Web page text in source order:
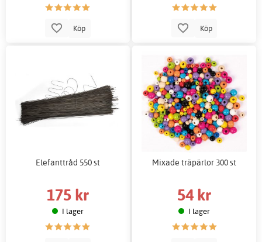
Köp Köp
Elefanttråd 550 st
175 kr
I lager
Mixade träpärlor 300 st
54 kr
I lager